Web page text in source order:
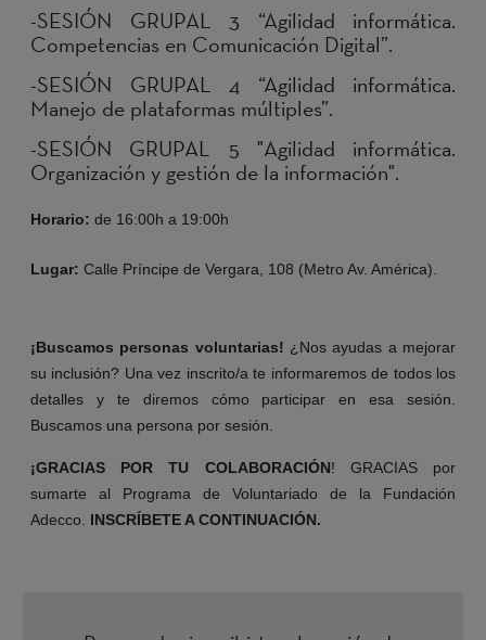
-SESIÓN GRUPAL 3 “Agilidad informática.
Competencias en Comunicación Digital”.
-SESIÓN GRUPAL 4 “Agilidad informática.
Manejo de plataformas múltiples”.
-SESIÓN GRUPAL 5 "Agilidad informática.
Organización y gestión de la información".
Horario: de 16:00h a 19:00h
Lugar: Calle Príncipe de Vergara, 108 (Metro Av. América).
¡Buscamos personas voluntarias! ¿Nos ayudas a mejorar
su inclusión? Una vez inscrito/a te informaremos de todos los
detalles y te diremos cómo participar en esa sesión.
Buscamos una persona por sesión.
¡GRACIAS POR TU COLABORACIÓN! GRACIAS por
sumarte al Programa de Voluntariado de la Fundación
Adecco. INSCRÍBETE A CONTINUACIÓN.